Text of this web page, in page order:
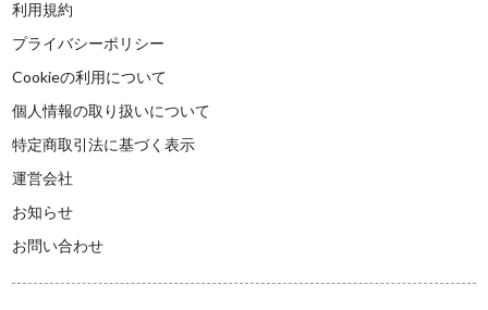
利用規約
プライバシーポリシー
Cookieの利用について
個人情報の取り扱いについて
特定商取引法に基づく表示
運営会社
お知らせ
お問い合わせ